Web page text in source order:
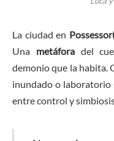
La ciudad en
Una metáforadel
demonio que la habita.
inundado o
entre control y